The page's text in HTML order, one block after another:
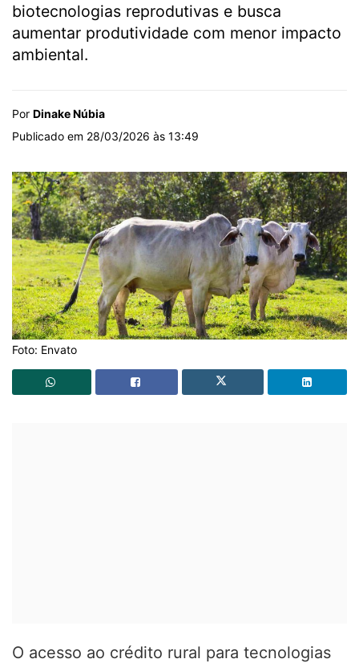
biotecnologias reprodutivas e busca
aumentar produtividade com menor impacto
ambiental.
Por Dinake Núbia
Publicado em 28/03/2026 às 13:49
Foto: Envato
O acesso ao crédito rural para tecnologias